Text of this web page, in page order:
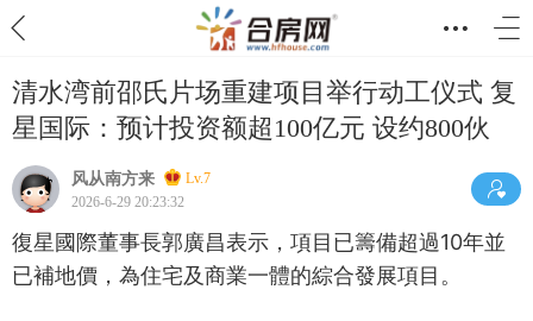
清水湾前邵氏片场重建项目举行动工仪式 复
星国际：预计投资额超100亿元 设约800伙
风从南方来
Lv.7
2026-6-29 20:23:32
復星國際董事長郭廣昌表示，項目已籌備超過10年並
已補地價，為住宅及商業一體的綜合發展項目。